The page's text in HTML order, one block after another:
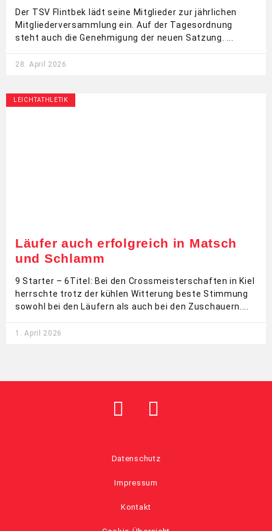
Der TSV Flintbek lädt seine Mitglieder zur jährlichen
Mitgliederversammlung ein. Auf der Tagesordnung
steht auch die Genehmigung der neuen Satzung.
28. April 2026
LEICHTATHLETIK
Läufer auch erfolgreich in Matsch
und Schlamm
9 Starter – 6Titel: Bei den Crossmeisterschaften in Kiel
herrschte trotz der kühlen Witterung beste Stimmung
sowohl bei den Läufern als auch bei den Zuschauern.
1. April 2026
Datenschutz
Impressum
Kontakt